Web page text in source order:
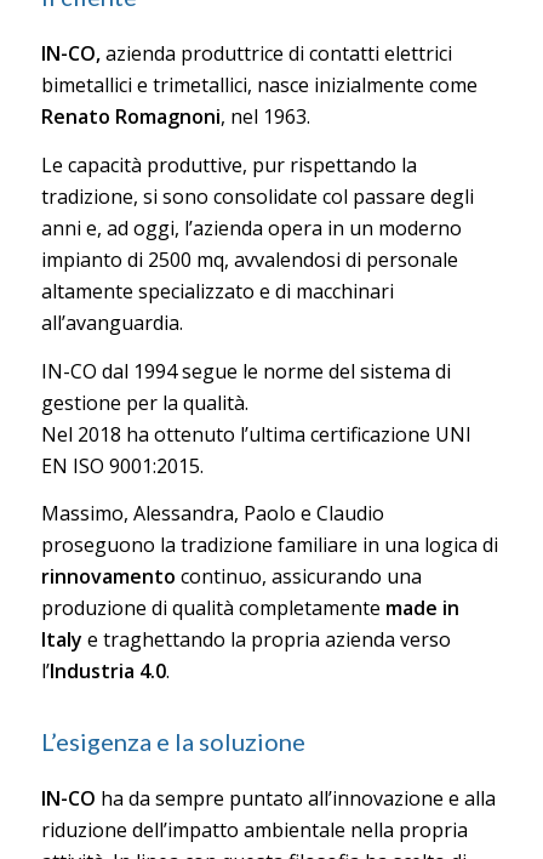
IN-CO,azienda produttrice di contatti elettrici
bimetallici e trimetallici, nasce inizialmente come
Renato Romagnoni, nel 1963.
Le capacità produttive, pur rispettando la
tradizione, si sono consolidate col passare degli
anni e, ad oggi, l’azienda opera in un moderno
impianto di 2500 mq, avvalendosi di personale
altamente specializzato e di macchinari
all’avanguardia.
IN-CO dal 1994 segue le norme del sistema di
gestione per la qualità.
Nel 2018 ha ottenuto l’ultima certificazione UNI
EN ISO 9001:2015.
Massimo, Alessandra, Paolo e Claudio
proseguono la tradizione familiare in una logica di
rinnovamento continuo, assicurando una
produzione di qualità completamente made in
Italy e traghettando la propria azienda verso
l’Industria 4.0.
L’esigenza e la soluzione
IN-CO ha da sempre puntato all’innovazione e alla
riduzione dell’impatto ambientale nella propria